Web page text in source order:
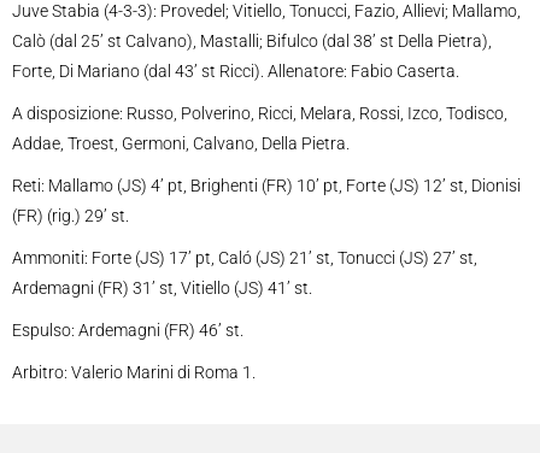
Juve Stabia (4-3-3): Provedel; Vitiello, Tonucci, Fazio, Allievi; Mallamo,
Calò (dal 25’ st Calvano), Mastalli; Bifulco (dal 38’ st Della Pietra),
Forte, Di Mariano (dal 43’ st Ricci). Allenatore: Fabio Caserta.
A disposizione: Russo, Polverino, Ricci, Melara, Rossi, Izco, Todisco,
Addae, Troest, Germoni, Calvano, Della Pietra.
Reti: Mallamo (JS) 4’ pt, Brighenti (FR) 10’ pt, Forte (JS) 12’ st, Dionisi
(FR) (rig.) 29’ st.
Ammoniti: Forte (JS) 17’ pt, Caló (JS) 21’ st, Tonucci (JS) 27’ st,
Ardemagni (FR) 31’ st, Vitiello (JS) 41’ st.
Espulso: Ardemagni (FR) 46’ st.
Arbitro: Valerio Marini di Roma 1.